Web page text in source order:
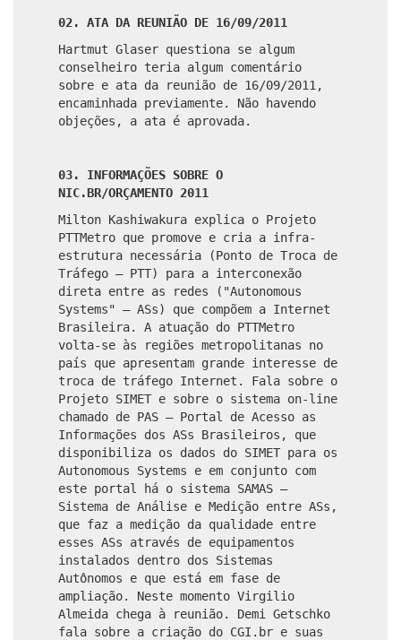
02. ATA DA REUNIÃO DE 16/09/2011
Hartmut Glaser questiona se algum
conselheiro teria algum comentário
sobre e ata da reunião de 16/09/2011,
encaminhada previamente. Não havendo
objeções, a ata é aprovada.
03. INFORMAÇÕES SOBRE O
NIC.BR/ORÇAMENTO 2011
Milton Kashiwakura explica o Projeto
PTTMetro que promove e cria a infra-
estrutura necessária (Ponto de Troca de
Tráfego – PTT) para a interconexão
direta entre as redes ("Autonomous
Systems" – ASs) que compõem a Internet
Brasileira. A atuação do PTTMetro
volta-se às regiões metropolitanas no
país que apresentam grande interesse de
troca de tráfego Internet. Fala sobre o
Projeto SIMET e sobre o sistema on-line
chamado de PAS – Portal de Acesso as
Informações dos ASs Brasileiros, que
disponibiliza os dados do SIMET para os
Autonomous Systems e em conjunto com
este portal há o sistema SAMAS –
Sistema de Análise e Medição entre ASs,
que faz a medição da qualidade entre
esses ASs através de equipamentos
instalados dentro dos Sistemas
Autônomos e que está em fase de
ampliação. Neste momento Virgilio
Almeida chega à reunião. Demi Getschko
fala sobre a criação do CGI.br e suas